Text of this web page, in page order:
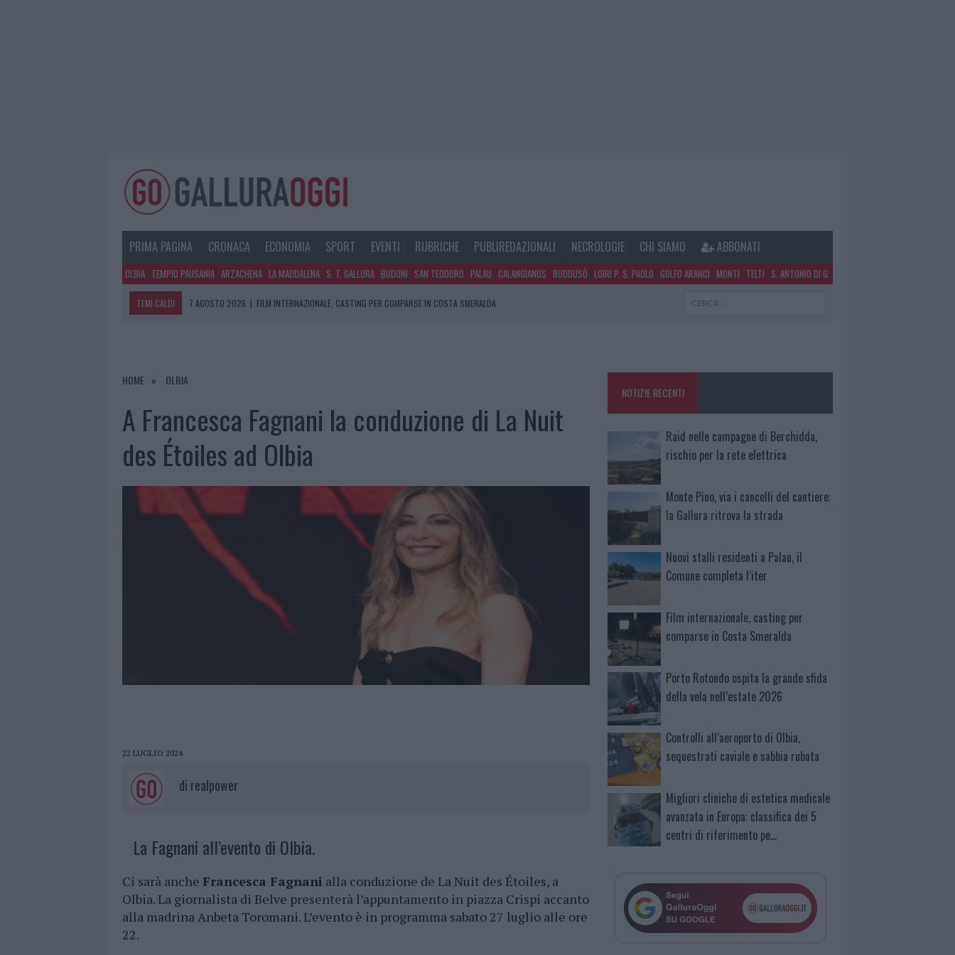
PRIMA PAGINA CRONACA ECONOMIA SPORT EVENTI RUBRICHE PUBLIREDAZIONALI NECROLOGIE CHI SIAMO ABBONATI
OLBIA TEMPIO PAUSANIA ARZACHENA LA MADDALENA S. T. GALLURA BUDONI SAN TEODORO PALAU CALANGIANUS BUDDUSÒ LOIRI P. S. PAOLO GOLFO ARANCI MONTI TELTI S. ANTONIO DI G.
TEMI CALDI 7 AGOSTO 2026 | FILM INTERNAZIONALE, CASTING PER COMPARSE IN COSTA SMERALDA
7 AGOSTO 2026
HOME OLBIA
A Francesca Fagnani la conduzione di La Nuit
des Étoiles ad Olbia
22 LUGLIO 2024
di realpower
La Fagnani all’evento di Olbia.
Ci sarà anche Francesca Fagnani alla conduzione de La Nuit des Étoiles, a
Olbia. La giornalista di Belve presenterà l’appuntamento in piazza Crispi accanto
alla madrina Anbeta Toromani. L’evento è in programma sabato 27 luglio alle ore
22.
NOTIZIE RECENTI
Raid nelle campagne di Berchidda,
rischio per la rete elettrica
Monte Pino, via i cancelli del cantiere:
la Gallura ritrova la strada
Nuovi stalli residenti a Palau, il
Comune completa l’iter
Film internazionale, casting per
comparse in Costa Smeralda
Porto Rotondo ospita la grande sfida
della vela nell’estate 2026
Controlli all’aeroporto di Olbia,
sequestrati caviale e sabbia rubata
Migliori cliniche di estetica medicale
avanzata in Europa: classifica dei 5
centri di riferimento pe…